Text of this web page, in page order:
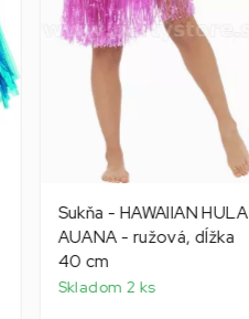
Sukňa - HAWAIIAN HULA
AUANA - ružová, dĺžka
40 cm
Skladom 2 ks